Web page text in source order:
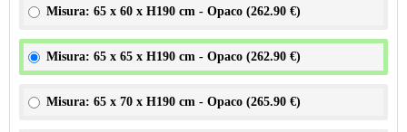
Misura: 65 x 60 x H190 cm - Opaco (262.90 €)
Misura: 65 x 65 x H190 cm - Opaco (262.90 €)
Misura: 65 x 70 x H190 cm - Opaco (265.90 €)